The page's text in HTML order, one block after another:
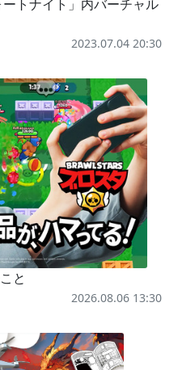
トナイト」内バーチャル
2023.07.04 20:30
と
2026.08.06 13:30